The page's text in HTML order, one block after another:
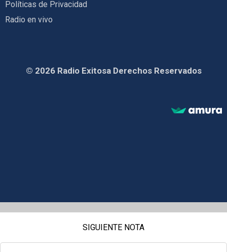
Políticas de Privacidad
Radio en vivo
© 2026 Radio Exitosa Derechos Reservados
SIGUIENTE NOTA